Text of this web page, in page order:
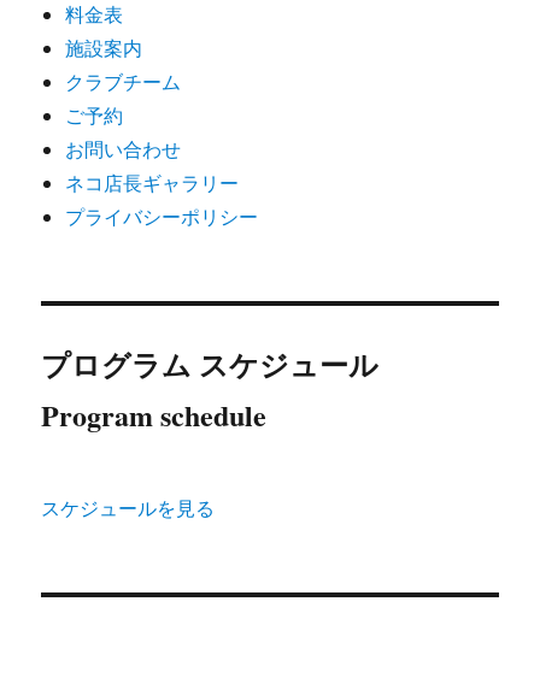
料金表
施設案内
クラブチーム
ご予約
お問い合わせ
ネコ店長ギャラリー
プライバシーポリシー
プログラム スケジュール
Program schedule
スケジュールを見る